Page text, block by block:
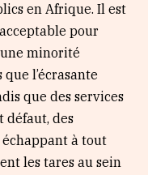
en Afrique. Il est
pour
minorité
que l’écrasante
que des services
défaut, des
échappant à tout
les tares au sein